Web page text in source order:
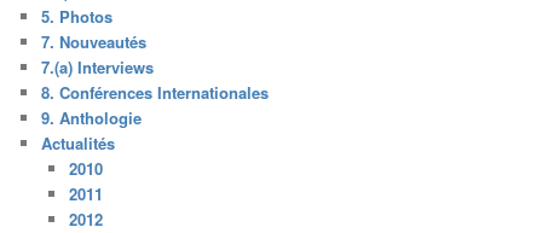
5. Photos
7. Nouveautés
7.(a) Interviews
8. Conférences Internationales
9. Anthologie
Actualités
2010
2011
2012